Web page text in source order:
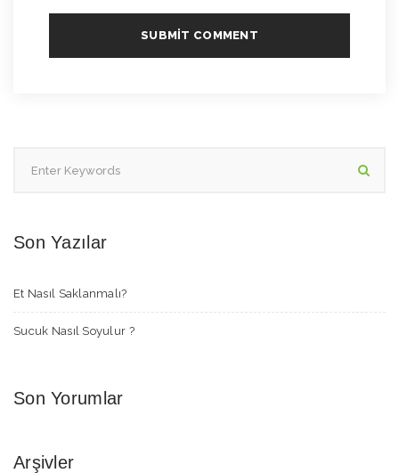
Son Yazılar
Et Nasıl Saklanmalı?
Sucuk Nasıl Soyulur ?
Son Yorumlar
Arşivler